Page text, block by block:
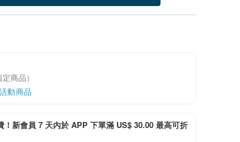
商品）
動商品
新會員 7 天內於 APP 下單滿 US$ 30.00 最高可折